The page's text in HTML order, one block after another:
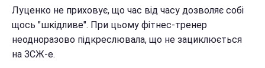
Луценко не приховує, що час від часу дозволяє собі
щось "шкідливе". При цьому фітнес-тренер
неодноразово підкреслювала, що не зациклюється
на ЗСЖ-е.